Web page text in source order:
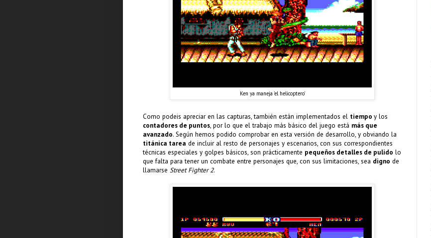
Ken ya maneja 'el helicoptero'
Como podeis apreciar en las capturas, también están implementados el tiempo y los
contadores de puntos, por lo que el trabajo más básico del juego está más que
avanzado. Según hemos podido comprobar en esta versión de desarrollo, y obviando la
titánica tarea de incluir al resto de personajes y escenarios, con sus correspondientes
técnicas especiales y golpes básicos, son prácticamente pequeños detalles de pulido lo
que falta para tener un combate entre personajes que, con sus limitaciones, sea digno de
llamarse Street Fighter 2.